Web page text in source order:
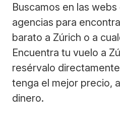
Buscamos en las
agencias para
barato a Zúrich o a
Encuentra tu vuelo a
resérvalo
tenga el mejor precio,
dinero.